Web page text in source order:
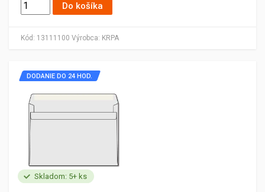
Kód: 13111100 Výrobca: KRPA
Do košíka
Skladom: 5+ ks
DODANIE DO 24 HOD.